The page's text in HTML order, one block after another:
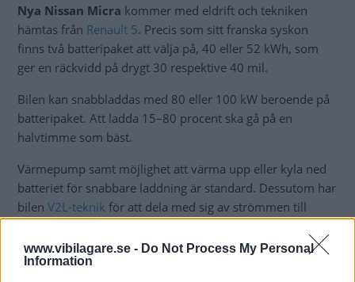
www.vibilagare.se - Do Not Process My Personal
Information
Nya Nissan Micra kommer med eldrift och tekniken
hämtas från Renault 5. Precis som sitt franska syskon
finns två batteripaket att välja på, 40 eller 52 kWh, som
ger en räckvidd på drygt 30 respektive 40 mil.
Bilen kan snabbladdas med 80 eller 100 kW beroende på
batteripaket. Att ladda 15–80 procent ska gå på en
halvtimme som bäst.
Värmepump samt möjlighet att värma upp eller kyla ned
batteriet för snabbare laddning är standard. Dessutom har
bilen V2L-teknik för att dela med sig av strömmen till